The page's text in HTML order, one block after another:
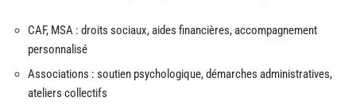
CAF, MSA : droits sociaux, aides financières, accompagnement
personnalisé
Associations : soutien psychologique, démarches administratives,
ateliers collectifs